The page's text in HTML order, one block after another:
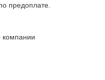
предоплате.
компании